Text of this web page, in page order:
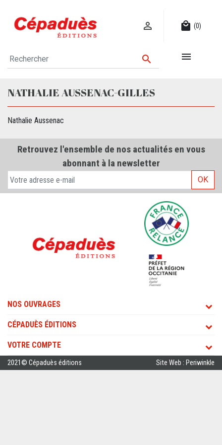
 local_mall (0)
 
NATHALIE AUSSENAC-GILLES
Nathalie Aussenac
Retrouvez l'ensemble de nos actualités en vous
abonnant à la newsletter
OK
NOS OUVRAGES
CÉPADUÈS ÉDITIONS
VOTRE COMPTE
2021© Cépaduès éditions Site Web : Periwinkle